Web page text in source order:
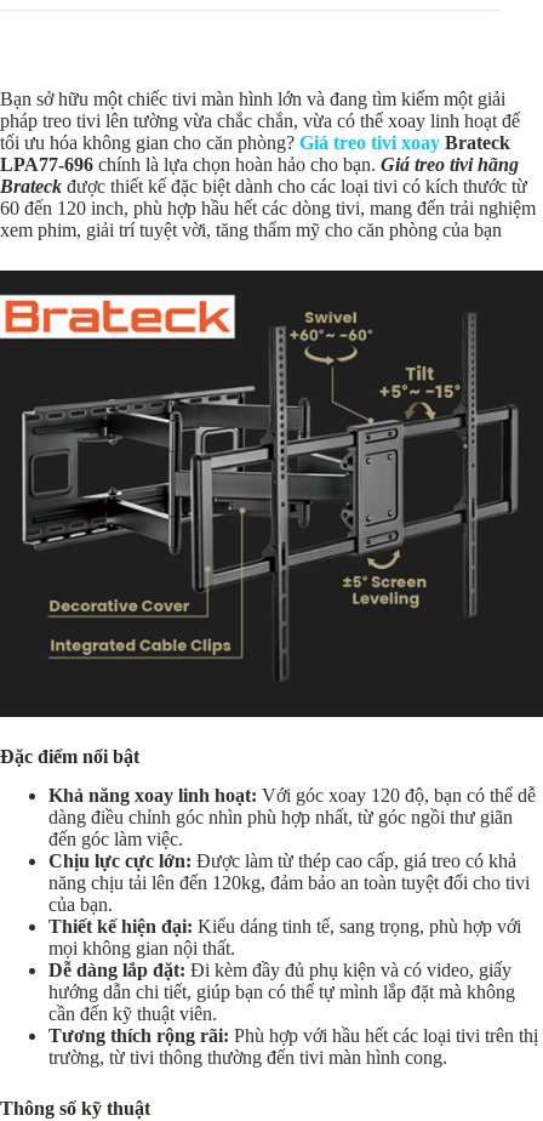
Bạn sở hữu một chiếc tivi màn hình lớn và đang tìm kiếm một giải
pháp treo tivi lên tường vừa chắc chắn, vừa có thể xoay linh hoạt để
tối ưu hóa không gian cho căn phòng? Giá treo tivi xoay Brateck
LPA77-696 chính là lựa chọn hoàn hảo cho bạn. Giá treo tivi hãng
Brateck được thiết kế đặc biệt dành cho các loại tivi có kích thước từ
60 đến 120 inch, phù hợp hầu hết các dòng tivi, mang đến trải nghiệm
xem phim, giải trí tuyệt vời, tăng thẩm mỹ cho căn phòng của bạn
Đặc điểm nổi bật
Khả năng xoay linh hoạt: Với góc xoay 120 độ, bạn có thể dễ
dàng điều chỉnh góc nhìn phù hợp nhất, từ góc ngồi thư giãn
đến góc làm việc.
Chịu lực cực lớn: Được làm từ thép cao cấp, giá treo có khả
năng chịu tải lên đến 120kg, đảm bảo an toàn tuyệt đối cho tivi
của bạn.
Thiết kế hiện đại: Kiểu dáng tinh tế, sang trọng, phù hợp với
mọi không gian nội thất.
Dễ dàng lắp đặt: Đi kèm đầy đủ phụ kiện và có video, giấy
hướng dẫn chi tiết, giúp bạn có thể tự mình lắp đặt mà không
cần đến kỹ thuật viên.
Tương thích rộng rãi: Phù hợp với hầu hết các loại tivi trên thị
trường, từ tivi thông thường đến tivi màn hình cong.
Thông số kỹ thuật